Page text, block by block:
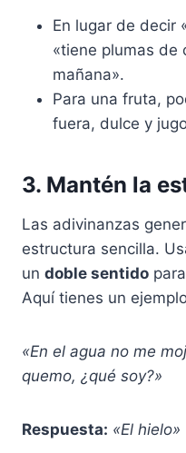
En lugar de decir
«tiene plumas de
mañana».
Para una fruta,
fuera, dulce y
3. Mantén la
Las adivinanzas
estructura sencilla.
un doble sentido
Aquí tienes un
«En el agua no me
quemo, ¿qué soy?»
Respuesta: «El hielo»